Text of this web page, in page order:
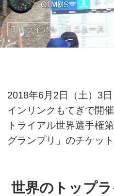
O1MMS
トライアル ニュース
2018年6月2日（土）3
インリンクもてぎで開
トライアル世界選手権
グランプリ」のチケッ
世界のトップ